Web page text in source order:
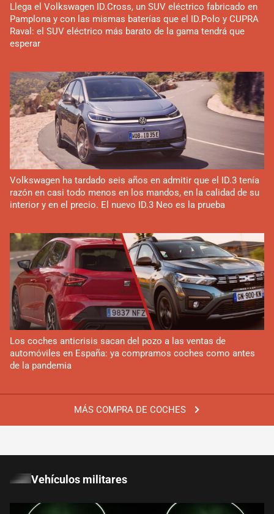
MÁS COMPRA DE COCHES
Llega el Volkswagen ID.Cross, un SUV eléctrico fabricado en
Pamplona y con las mismas baterías que el ID.Polo y CUPRA
Raval: el SUV eléctrico más barato de la gama tendrá que
esperar
Volkswagen ha tardado seis años en admitir que el ID.3 tenía
razón en casi todo menos en los mandos, en la calidad de su
interior y en el precio. El nuevo ID.3 Neo es la prueba
Los coches anticrisis sacan del pozo a las ventas de
automóviles en España: ya compramos coches como antes
de la pandemia
Vehículos militares